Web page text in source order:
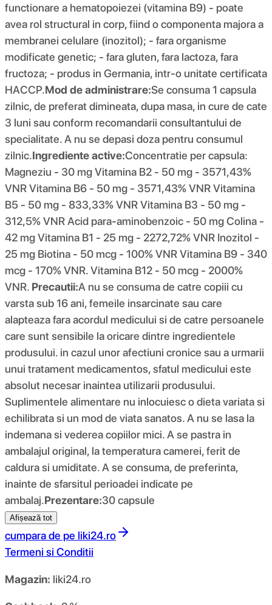
functionare a hematopoiezei (vitamina B9) - poate
avea rol structural in corp, fiind o componenta majora a
membranei celulare (inozitol); - fara organisme
modificate genetic; - fara gluten, fara lactoza, fara
fructoza; - produs in Germania, intr-o unitate certificata
HACCP.Mod de administrare:Se consuma 1 capsula
zilnic, de preferat dimineata, dupa masa, in cure de cate
3 luni sau conform recomandarii consultantului de
specialitate. A nu se depasi doza pentru consumul
zilnic.Ingrediente active:Concentratie per capsula:
Magneziu - 30 mg Vitamina B2 - 50 mg - 3571,43%
VNR Vitamina B6 - 50 mg - 3571,43% VNR Vitamina
B5 - 50 mg - 833,33% VNR Vitamina B3 - 50 mg -
312,5% VNR Acid para-aminobenzoic - 50 mg Colina -
42 mg Vitamina B1 - 25 mg - 2272,72% VNR Inozitol -
25 mg Biotina - 50 mcg - 100% VNR Vitamina B9 - 340
mcg - 170% VNR. Vitamina B12 - 50 mcg - 2000%
VNR. Precautii:A nu se consuma de catre copiii cu
varsta sub 16 ani, femeile insarcinate sau care
alapteaza fara acordul medicului si de catre persoanele
care sunt sensibile la oricare dintre ingredientele
produsului. in cazul unor afectiuni cronice sau a urmarii
unui tratament medicamentos, sfatul medicului este
absolut necesar inaintea utilizarii produsului.
Suplimentele alimentare nu inlocuiesc o dieta variata si
echilibrata si un mod de viata sanatos. A nu se lasa la
indemana si vederea copiilor mici. A se pastra in
ambalajul original, la temperatura camerei, ferit de
caldura si umiditate. A se consuma, de preferinta,
inainte de sfarsitul perioadei indicate pe
ambalaj.Prezentare:30 capsule
Afișează tot
cumpara de pe liki24.ro
Termeni si Conditii
Magazin: liki24.ro